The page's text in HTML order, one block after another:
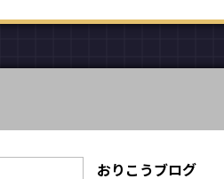
おりこうブログ